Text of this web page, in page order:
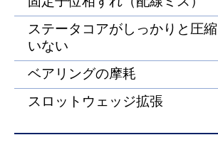
ステータコアがしっかりと圧
いない
ベアリングの摩耗
スロットウェッジ拡張